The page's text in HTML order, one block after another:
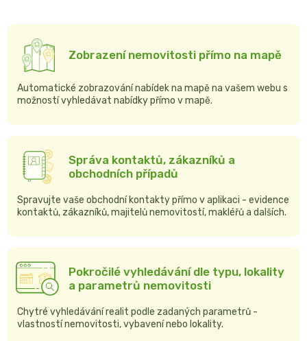
Zobrazení nemovitosti přímo na mapě
Automatické zobrazování nabídek na mapě na vašem webu s
možností vyhledávat nabídky přímo v mapě.
Správa kontaktů, zákazníků a
obchodních případů
Spravujte vaše obchodní kontakty přímo v aplikaci - evidence
kontaktů, zákazníků, majitelů nemovitostí, makléřů a dalších.
Pokročilé vyhledávání dle typu, lokality
a parametrů nemovitosti
Chytré vyhledávání realit podle zadaných parametrů -
vlastností nemovitosti, vybavení nebo lokality.